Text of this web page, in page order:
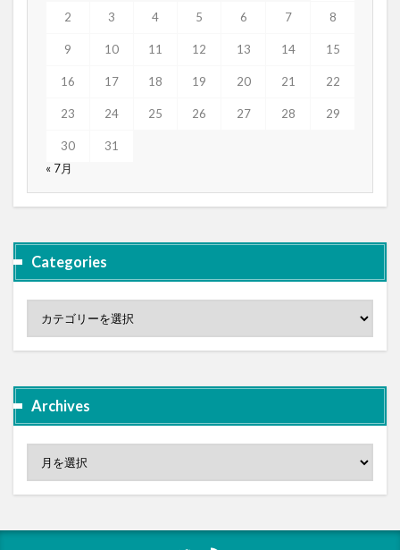
2 3 4 5 6 7 8
9 10 11 12 13 14 15
16 17 18 19 20 21 22
23 24 25 26 27 28 29
30
31
« 7月
Categories
Archives